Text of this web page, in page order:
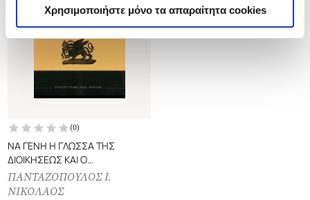
Χρησιμοποιήστε μόνο τα απαραίτητα cookies
(0)
ΝΑ ΓΕΝΗ Η ΓΛΩΣΣΑ ΤΗΣ
ΔΙΟΙΚΗΣΕΩΣ ΚΑΙ Ο
ΔΙΕΡΜΗΝΕΥΤΗΣ ΤΩΝ ΕΝΕΡΓΕΙΑ
ΠΟΛΙΤΩΝ
ΠΑΝΤΑΖΟΠΟΥΛΟΣ Ι.
ΝΙΚΟΛΑΟΣ